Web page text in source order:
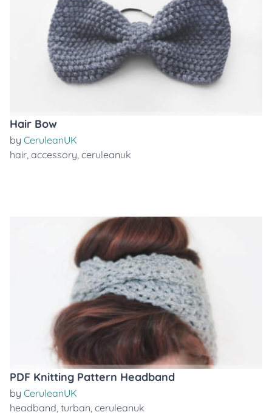
Hair Bow
by CeruleanUK
hair, accessory, ceruleanuk
PDF Knitting Pattern Headband
by CeruleanUK
headband, turban, ceruleanuk